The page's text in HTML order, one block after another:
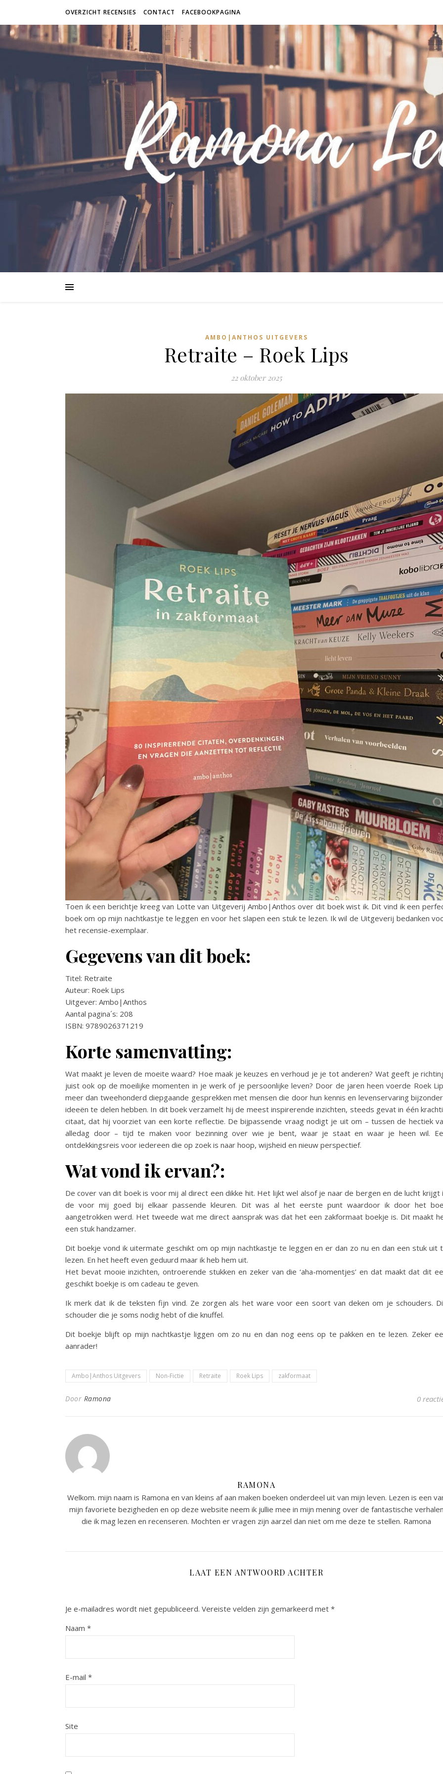
OVERZICHT RECENSIES CONTACT FACEBOOKPAGINA
AMBO|ANTHOS UITGEVERS
Retraite – Roek Lips
22 oktober 2025
Toen ik een berichtje kreeg van Lotte van Uitgeverij Ambo|Anthos over dit boek wist ik. Dit vind ik een
boek om op mijn nachtkastje te leggen en voor het slapen een stuk te lezen. Ik wil de Uitgeverij bedanken
het recensie-exemplaar.
Gegevens van dit boek:
Titel: Retraite
Auteur: Roek Lips
Uitgever: Ambo|Anthos
Aantal pagina´s: 208
ISBN: 9789026371219
Korte samenvatting:
Wat maakt je leven de moeite waard? Hoe maak je keuzes en verhoud je je tot anderen? Wat geeft je
juist ook op de moeilijke momenten in je werk of je persoonlijke leven? Door de jaren heen voerde Roek
meer dan tweehonderd diepgaande gesprekken met mensen die door hun kennis en levenservaring
ideeën te delen hebben. In dit boek verzamelt hij de meest inspirerende inzichten, steeds gevat in één
citaat, dat hij voorziet van een korte reflectie. De bijpassende vraag nodigt je uit om – tussen de hectiek
alledag door – tijd te maken voor bezinning over wie je bent, waar je staat en waar je heen wil.
ontdekkingsreis voor iedereen die op zoek is naar hoop, wijsheid en nieuw perspectief.
Wat vond ik ervan?:
De cover van dit boek is voor mij al direct een dikke hit. Het lijkt wel alsof je naar de bergen en de lucht krijgt
de voor mij goed bij elkaar passende kleuren. Dit was al het eerste punt waardoor ik door het
aangetrokken werd. Het tweede wat me direct aansprak was dat het een zakformaat boekje is. Dit maakt
een stuk handzamer.
Dit boekje vond ik uitermate geschikt om op mijn nachtkastje te leggen en er dan zo nu en dan een stuk uit
lezen. En het heeft even geduurd maar ik heb hem uit.
Het bevat mooie inzichten, ontroerende stukken en zeker van die ‘aha-momentjes’ en dat maakt dat dit
geschikt boekje is om cadeau te geven.
Ik merk dat ik de teksten fijn vind. Ze zorgen als het ware voor een soort van deken om je schouders.
schouder die je soms nodig hebt of die knuffel.
Dit boekje blijft op mijn nachtkastje liggen om zo nu en dan nog eens op te pakken en te lezen. Zeker
aanrader!
Ambo|Anthos Uitgevers Non-Fictie Retraite Roek Lips zakformaat
Door Ramona 0
RAMONA
Welkom. mijn naam is Ramona en van kleins af aan maken boeken onderdeel uit van mijn leven. Lezen is een
mijn favoriete bezigheden en op deze website neem ik jullie mee in mijn mening over de fantastische verhalen
die ik mag lezen en recenseren. Mochten er vragen zijn aarzel dan niet om me deze te stellen. Ramona
LAAT EEN ANTWOORD ACHTER
Je e-mailadres wordt niet gepubliceerd. Vereiste velden zijn gemarkeerd met *
Naam *
E-mail *
Site